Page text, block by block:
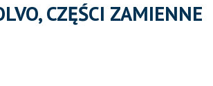
CZĘŚCI ZAMIENNE